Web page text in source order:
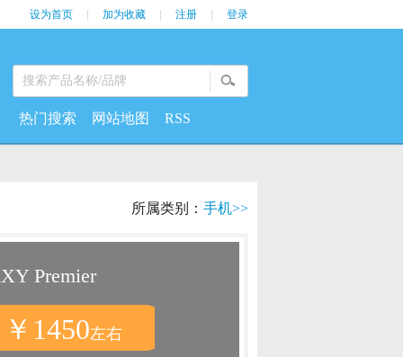
设为首页 加为收藏 注册 登录
热门搜索 网站地图 RSS
所属类别： 手机>>
Premier
￥1450左右